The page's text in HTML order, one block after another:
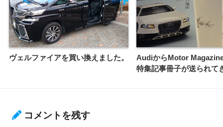
ヴェルファイアを買い換えました。
AudiからMotor
特集記事冊子が送られて
コメントを残す